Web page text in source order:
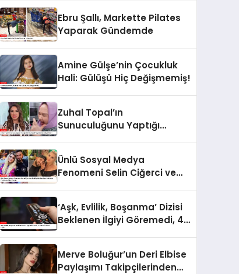
Ebru Şallı, Markette Pilates
Yaparak Gündemde
Amine Gülşe’nin Çocukluk
Hali: Gülüşü Hiç Değişmemiş!
Zuhal Topal’ın
Sunuculuğunu Yaptığı
Ünlü Sosyal Medya
Fenomeni Selin Ciğerci ve
Yasağı
‘Aşk, Evlilik, Boşanma’ Dizisi
Beklenen İlgiyi Göremedi, 4.
Merve Boluğur’un Deri Elbise
Paylaşımı Takipçilerinden